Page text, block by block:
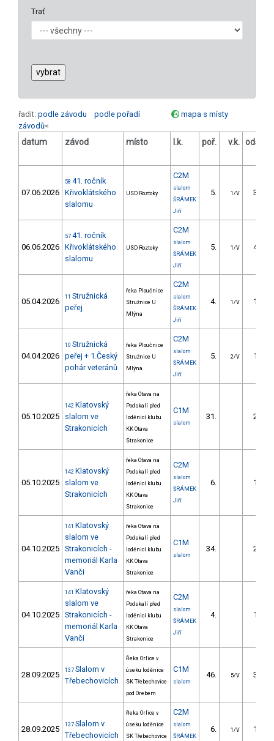
Trať
řadit: podle závodu podle pořadí
mapa s místy
závodů<
datum závod místo l.k. poř. v.k. odstup
07.06.2026
58 41. ročník
Křivoklátského
slalomu
USD Roztoky
C2M
slalom
ŠRÁMEK
Jiří
5. 1/V 31.54
06.06.2026
57 41. ročník
Křivoklátského
slalomu
USD Roztoky
C2M
slalom
ŠRÁMEK
Jiří
5. 1/V 40.13
05.04.2026 11 Stružnická
peřej
řeka Ploučnice
Stružnice U
Mlýna
C2M
slalom
ŠRÁMEK
Jiří
4. 1/V 18.70
04.04.2026
10 Stružnická
peřej + 1.Český
pohár veteránů
řeka Ploučnice
Stružnice U
Mlýna
C2M
slalom
ŠRÁMEK
Jiří
5. 2/V 18.30
05.10.2025
142 Klatovský
slalom ve
Strakonicích
řeka Otava na
Podskalí před
loděnicí klubu
KK Otava
Strakonice
C1M
slalom
31. 22.86
05.10.2025
142 Klatovský
slalom ve
Strakonicích
řeka Otava na
Podskalí před
loděnicí klubu
KK Otava
Strakonice
C2M
slalom
ŠRÁMEK
Jiří
6. 10.83
04.10.2025
141 Klatovský
slalom ve
Strakonicích -
memoriál Karla
Vanči
řeka Otava na
Podskalí před
loděnicí klubu
KK Otava
Strakonice
C1M
slalom
34. 25.07
04.10.2025
141 Klatovský
slalom ve
Strakonicích -
memoriál Karla
Vanči
řeka Otava na
Podskalí před
loděnicí klubu
KK Otava
Strakonice
C2M
slalom
ŠRÁMEK
Jiří
4. 12.13
28.09.2025 137 Slalom v
Třebechovicích
Řeka Orlice v
úseku loděnice
SK Třebechovice
pod Orebem
C1M
slalom
46. 5/V 32.30
28.09.2025 137 Slalom v
Třebechovicích
Řeka Orlice v
úseku loděnice
SK Třebechovice
C2M
slalom
ŠRÁMEK
6. 1/V 11.40